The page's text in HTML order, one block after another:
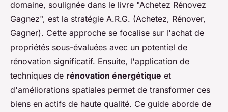
domaine, soulignée dans le livre "Achetez Rénovez
Gagnez", est la stratégie A.R.G. (Achetez, Rénover,
Gagner). Cette approche se focalise sur l'achat de
propriétés sous-évaluées avec un potentiel de
rénovation significatif. Ensuite, l'application de
techniques de rénovation énergétique et
d'améliorations spatiales permet de transformer ces
biens en actifs de haute qualité. Ce guide aborde de